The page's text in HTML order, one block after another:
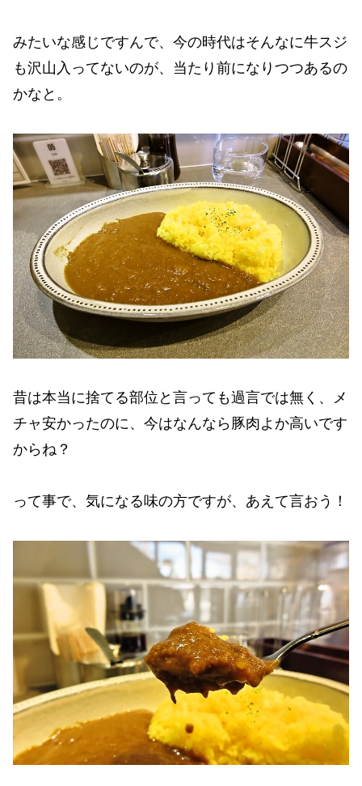
みたいな感じですんで、今の時代はそんなに牛スジ
も沢山入ってないのが、当たり前になりつつあるの
かなと。
昔は本当に捨てる部位と言っても過言では無く、メ
チャ安かったのに、今はなんなら豚肉よか高いです
からね？
って事で、気になる味の方ですが、あえて言おう！